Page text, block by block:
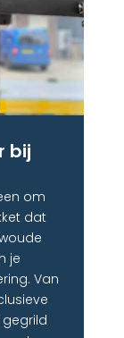
bij
om
dat
je
Van